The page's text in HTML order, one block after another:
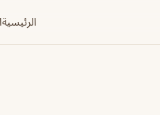
الرئيسية